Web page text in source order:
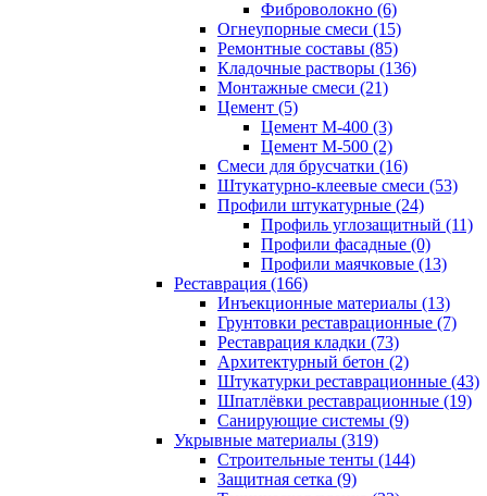
Фиброволокно (6)
Огнеупорные смеси (15)
Ремонтные составы (85)
Кладочные растворы (136)
Монтажные смеси (21)
Цемент (5)
Цемент М-400 (3)
Цемент М-500 (2)
Смеси для брусчатки (16)
Штукатурно-клеевые смеси (53)
Профили штукатурные (24)
Профиль углозащитный (11)
Профили фасадные (0)
Профили маячковые (13)
Реставрация (166)
Инъекционные материалы (13)
Грунтовки реставрационные (7)
Реставрация кладки (73)
Архитектурный бетон (2)
Штукатурки реставрационные (43)
Шпатлёвки реставрационные (19)
Санирующие системы (9)
Укрывные материалы (319)
Строительные тенты (144)
Защитная сетка (9)